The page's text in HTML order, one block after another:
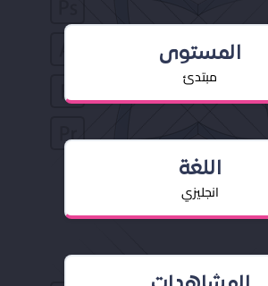
المستوى
مبتدئ
اللغة
انجليزي